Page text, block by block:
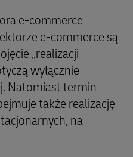
e-commerce
e-commerce są
„realizacji
wyłącznie
Natomiast termin
także realizację
na